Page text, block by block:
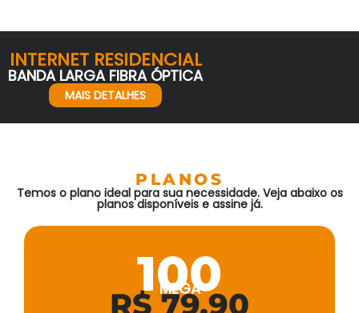
INTERNET RESIDENCIAL
BANDA LARGA FIBRA ÓPTICA
MAIS DETALHES
PLANOS
Temos o plano ideal para sua necessidade. Veja abaixo os
planos disponíveis e assine já.
100
MEGA
R$ 79,90